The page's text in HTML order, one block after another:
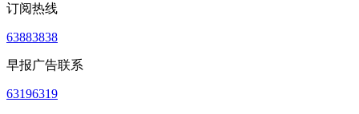
订阅热线
63883838
早报广告联系
63196319